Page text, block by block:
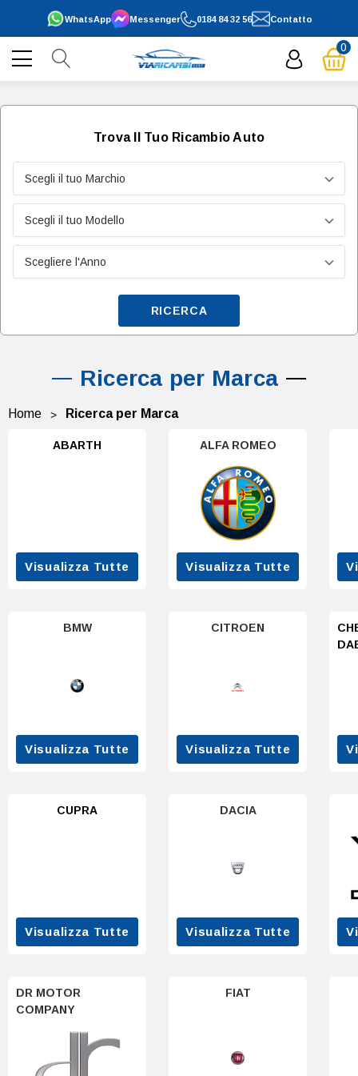
0184 84 32 56
WhatsApp Contatto
Messenger
0
Trova Il Tuo Ricambio Auto
RICERCA
Ricerca per Marca
Home Ricerca per Marca
ABARTH
Visualizza Tutte
ALFA ROMEO
Visualizza Tutte
BMW
Visualizza Tutte
CITROEN
Visualizza Tutte
CUPRA
Visualizza Tutte
DACIA
Visualizza Tutte
DR MOTOR
COMPANY
FIAT